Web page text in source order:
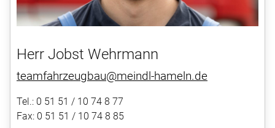
Herr Jobst Wehrmann
teamfahrzeugbau@meindl-hameln.de
Tel.: 0 51 51 / 10 74 8 77
Fax: 0 51 51 / 10 74 8 85